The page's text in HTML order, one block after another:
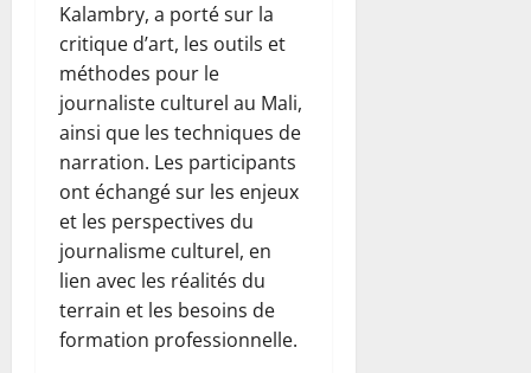
Kalambry, a porté sur la
critique d’art, les outils et
méthodes pour le
journaliste culturel au Mali,
ainsi que les techniques de
narration. Les participants
ont échangé sur les enjeux
et les perspectives du
journalisme culturel, en
lien avec les réalités du
terrain et les besoins de
formation professionnelle.